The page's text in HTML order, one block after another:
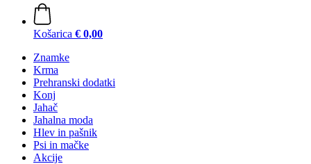
Košarica € 0,00
Znamke
Krma
Prehranski dodatki
Konj
Jahač
Jahalna moda
Hlev in pašnik
Psi in mačke
Akcije